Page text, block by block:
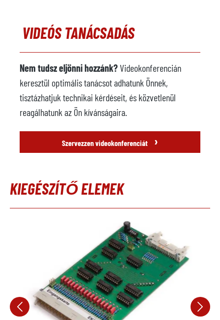
egység
Modell
Év
Szállítási idő
azonnal
VIDEÓS TANÁCSADÁS
Nem tudsz eljönni hozzánk?Videokonferencián
keresztül optimális tanácsot adhatunk Önnek,
tisztázhatjuk technikai kérdéseit, és közvetlenül
reagálhatunk az Ön kívánságaira.
Szervezzen videokonferenciát ›
KIEGÉSZÍTŐ ELEMEK